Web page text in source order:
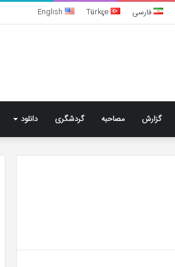
فارسی Türkçe
English
گزارش مصاحبه گردشگری دانلود
می‌شود؟